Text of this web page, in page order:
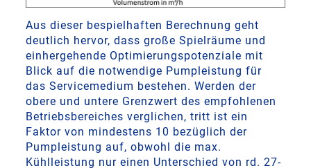
Aus dieser bespielhaften Berechnung geht
deutlich hervor, dass große Spielräume und
einhergehende Optimierungspotenziale mit
Blick auf die notwendige Pumpleistung für
das Servicemedium bestehen. Werden der
obere und untere Grenzwert des empfohlenen
Betriebsbereiches verglichen, tritt ist ein
Faktor von mindestens 10 bezüglich der
Pumpleistung auf, obwohl die max.
Kühlleistung nur einen Unterschied von rd. 27-